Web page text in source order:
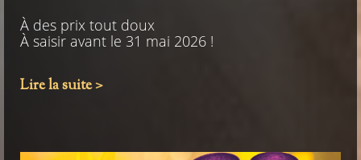
À des prix tout doux
À saisir avant le 31 mai 2026 !
Lire la suite >